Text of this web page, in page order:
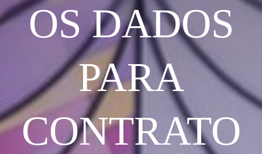
OS DADOS
PARA
CONTRATO